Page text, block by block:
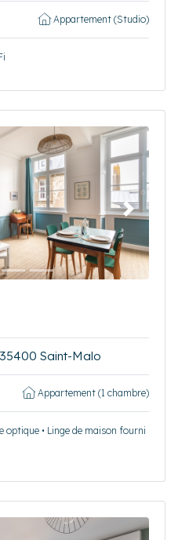
Appartement (Studio)
Suivant
Saint-Malo
Appartement (1 chambre)
• Linge de maison fourni